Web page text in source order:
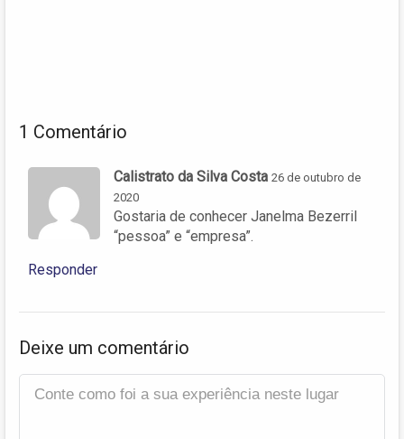
1 Comentário
Calistrato da Silva Costa 26 de outubro de
2020
Gostaria de conhecer Janelma Bezerril
“pessoa” e “empresa”.
Responder
Deixe um comentário